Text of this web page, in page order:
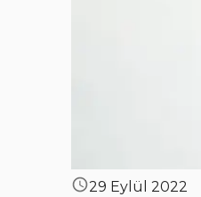
29 Eylül 2022